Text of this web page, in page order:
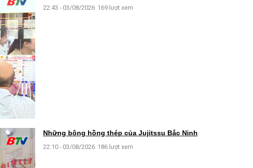
22:43 - 03/08/2026 169 lượt xem
Những bông hồng thép của Jujitssu Bắc Ninh
22:10 - 03/08/2026 186 lượt xem